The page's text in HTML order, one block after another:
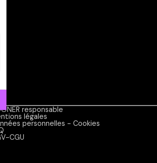
responsable
légales
personnelles - Cookies
CGU